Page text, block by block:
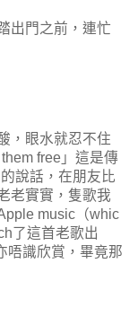
出門之前，連忙
，眼水就忍不住
free」這是傳
說話，在朋友比
老實實，隻歌我
music（whic
了這首老歌出
唔識欣賞，畢竟那